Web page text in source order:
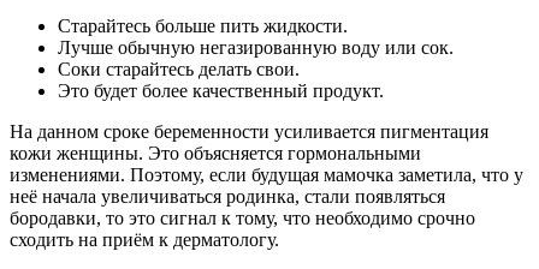
Старайтесь больше пить жидкости.
Лучше обычную негазированную воду или сок.
Соки старайтесь делать свои.
Это будет более качественный продукт.
На данном сроке беременности усиливается пигментация
кожи женщины. Это объясняется гормональными
изменениями. Поэтому, если будущая мамочка заметила, что у
неё начала увеличиваться родинка, стали появляться
бородавки, то это сигнал к тому, что необходимо срочно
сходить на приём к дерматологу.